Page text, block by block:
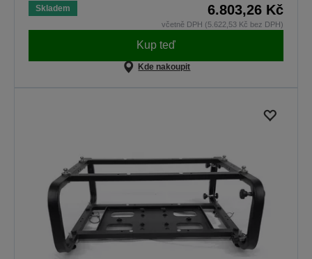
Skladem 6.803,26 Kč
včetně DPH (5.622,53 Kč bez DPH)
Kup teď
Kde nakoupit